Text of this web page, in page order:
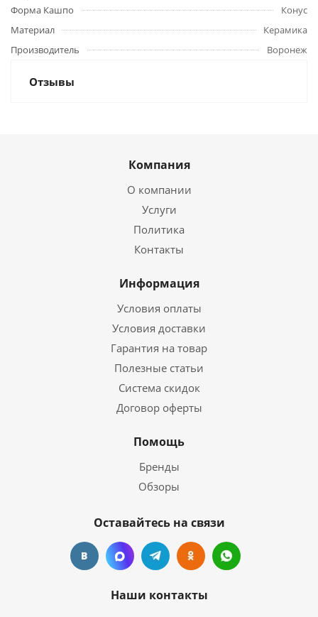
Форма Кашпо
Конус
Материал
Керамика
Производитель
Воронеж
Отзывы
Компания
О компании
Услуги
Политика
Контакты
Информация
Условия оплаты
Условия доставки
Гарантия на товар
Полезные статьи
Система скидок
Договор оферты
Помощь
Бренды
Обзоры
Оставайтесь на связи
Наши контакты